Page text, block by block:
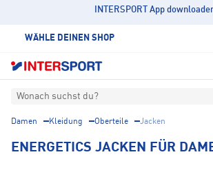
INTERSPORT App
WÄHLE DEINEN SHOP
Wonach suchst du?
Damen Kleidung Oberteile Jacken
ENERGETICS JACKEN FÜR